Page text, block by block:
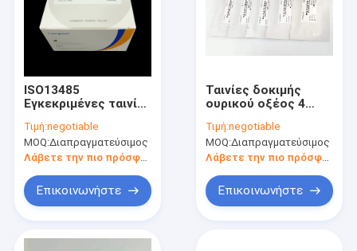
ISO13485
Εγκεκριμένες ταινίες
οξέος Dry Chemistry
4 λεπτά
Τιμή:negotiable
MOQ:Διαπραγματεύσιμος
Λάβετε την πιο πρόσφατη τιμή
Επικοινωνήστε
Ταινίες δοκιμής
ουρικού οξέος 4
Chemistry ISO13485
Εγκρίθηκε
Τιμή:negotiable
MOQ:Διαπραγματεύσιμος
Επικοινωνήστε